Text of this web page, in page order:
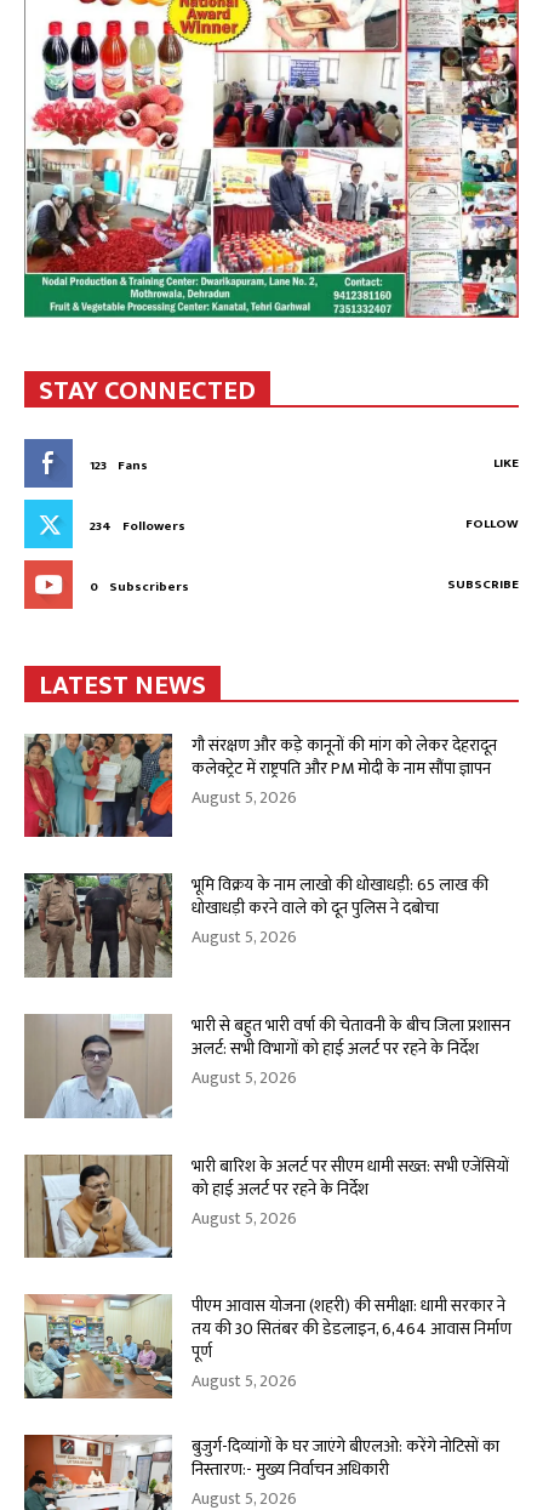
STAY CONNECTED
123 Fans LIKE
234 Followers FOLLOW
0 Subscribers SUBSCRIBE
LATEST NEWS
गौ संरक्षण और कड़े कानूनों की मांग को लेकर देहरादून
कलेक्ट्रेट में राष्ट्रपति और PM मोदी के नाम सौंपा ज्ञापन
August 5, 2026
भूमि विक्रय के नाम लाखो की धोखाधड़ी: 65 लाख की
धोखाधड़ी करने वाले को दून पुलिस ने दबोचा
August 5, 2026
भारी से बहुत भारी वर्षा की चेतावनी के बीच जिला प्रशासन
अलर्ट: सभी विभागों को हाई अलर्ट पर रहने के निर्देश
August 5, 2026
भारी बारिश के अलर्ट पर सीएम धामी सख्त: सभी एजेंसियों
को हाई अलर्ट पर रहने के निर्देश
August 5, 2026
पीएम आवास योजना (शहरी) की समीक्षा: धामी सरकार ने
तय की 30 सितंबर की डेडलाइन, 6,464 आवास निर्माण
पूर्ण
August 5, 2026
बुजुर्ग-दिव्यांगों के घर जाएंगे बीएलओ: करेंगे नोटिसों का
निस्तारण:- मुख्य निर्वाचन अधिकारी
August 5, 2026